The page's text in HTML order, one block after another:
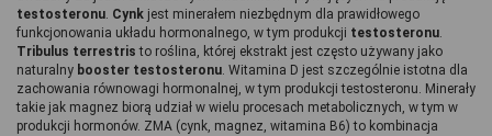
testosteronu. Cynk jest minerałem niezbędnym dla prawidłowego
funkcjonowania układu hormonalnego, w tym produkcji testosteronu
Tribulus terrestris to roślina, której ekstrakt jest często używany jako
naturalny booster testosteronu. Witamina D jest szczególnie istotna dla
zachowania równowagi hormonalnej, w tym produkcji testosteronu. Minerały
takie jak magnez biorą udział w wielu procesach metabolicznych, w tym w
produkcji hormonów. ZMA (cynk, magnez, witamina B6) to kombinacja